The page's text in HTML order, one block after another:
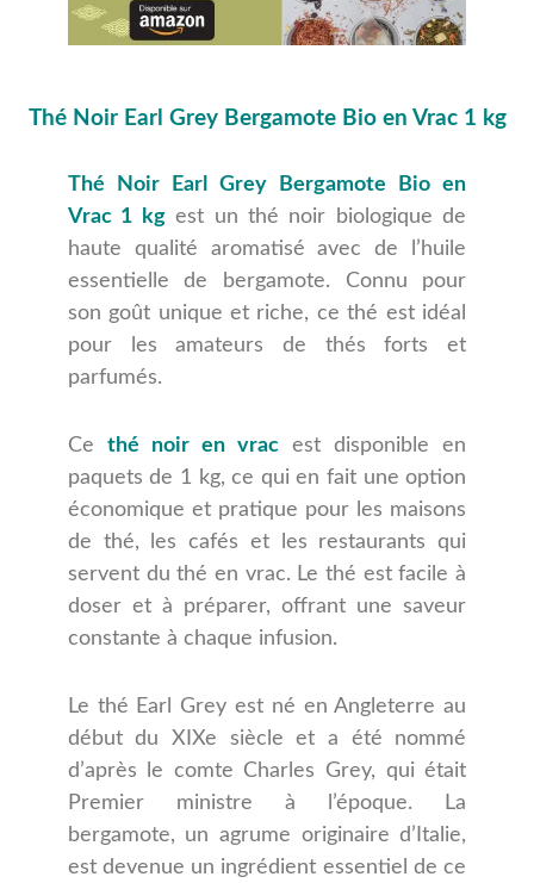
Thé Noir Earl Grey Bergamote Bio en Vrac 1 kg
Thé Noir Earl Grey Bergamote Bio en
Vrac 1 kgest un thé noir biologique de
haute qualité aromatisé avec de l’huile
essentielle de bergamote. Connu pour
son goût unique et riche, ce thé est idéal
pour les amateurs de thés forts et
parfumés.
Ce thé noir en vrac est disponible en
paquets de 1 kg, ce qui en fait une option
économique et pratique pour les maisons
de thé, les cafés et les restaurants qui
servent du thé en vrac. Le thé est facile à
doser et à préparer, offrant une saveur
constante à chaque infusion.
Le thé Earl Grey est né en Angleterre au
début du XIXe siècle et a été nommé
d’après le comte Charles Grey, qui était
Premier ministre à l’époque. La
bergamote, un agrume originaire d’Italie,
est devenue un ingrédient essentiel de ce